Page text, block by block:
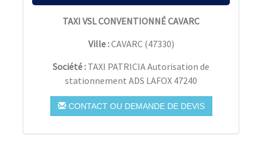
TAXI VSL CONVENTIONNÉ CAVARC
Ville :CAVARC(47330)
Société : TAXI PATRICIA Autorisation de
stationnement ADS LAFOX 47240
CONTACT OU DEMANDE DE DEVIS